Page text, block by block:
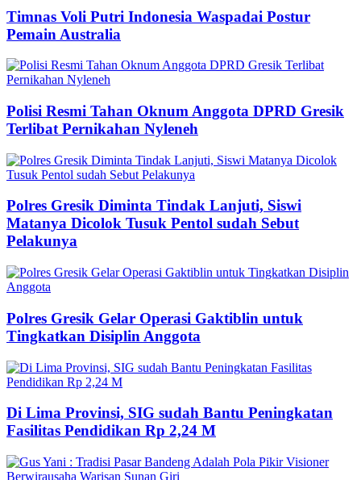
Timnas Voli Putri Indonesia Waspadai Postur
Pemain Australia
Polisi Resmi Tahan Oknum Anggota DPRD Gresik
Terlibat Pernikahan Nyleneh
Polres Gresik Diminta Tindak Lanjuti, Siswi
Matanya Dicolok Tusuk Pentol sudah Sebut
Pelakunya
Polres Gresik Gelar Operasi Gaktiblin untuk
Tingkatkan Disiplin Anggota
Di Lima Provinsi, SIG sudah Bantu Peningkatan
Fasilitas Pendidikan Rp 2,24 M